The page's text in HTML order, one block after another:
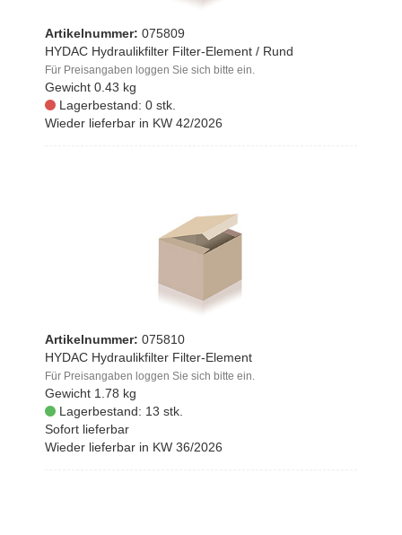
Artikelnummer: 075809
HYDAC Hydraulikfilter Filter-Element / Rund
Für Preisangaben loggen Sie sich bitte ein.
Gewicht 0.43 kg
Lagerbestand: 0 stk.
Wieder lieferbar in KW 42/2026
Artikelnummer: 075810
HYDAC Hydraulikfilter Filter-Element
Für Preisangaben loggen Sie sich bitte ein.
Gewicht 1.78 kg
Lagerbestand: 13 stk.
Sofort lieferbar
Wieder lieferbar in KW 36/2026